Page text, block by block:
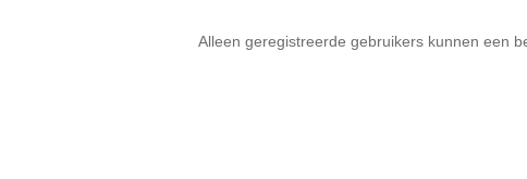
Alleen geregistreerde gebruikers kunnen een